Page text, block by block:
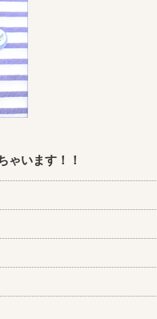
ゃいます！！